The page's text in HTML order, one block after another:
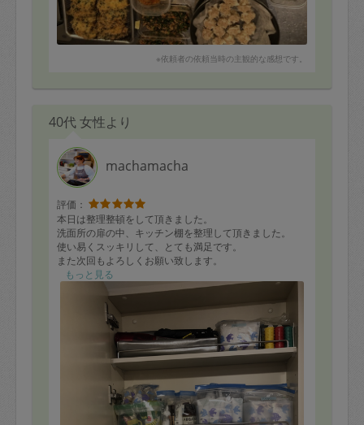
※依頼者の依頼当時の主観的な感想です。
40代 女性より
machamacha
評価：
本日は整理整頓をして頂きました。
洗面所の扉の中、キッチン棚を整理して頂きました。
使い易くスッキリして、とても満足です。
また次回もよろしくお願い致します。
もっと見る